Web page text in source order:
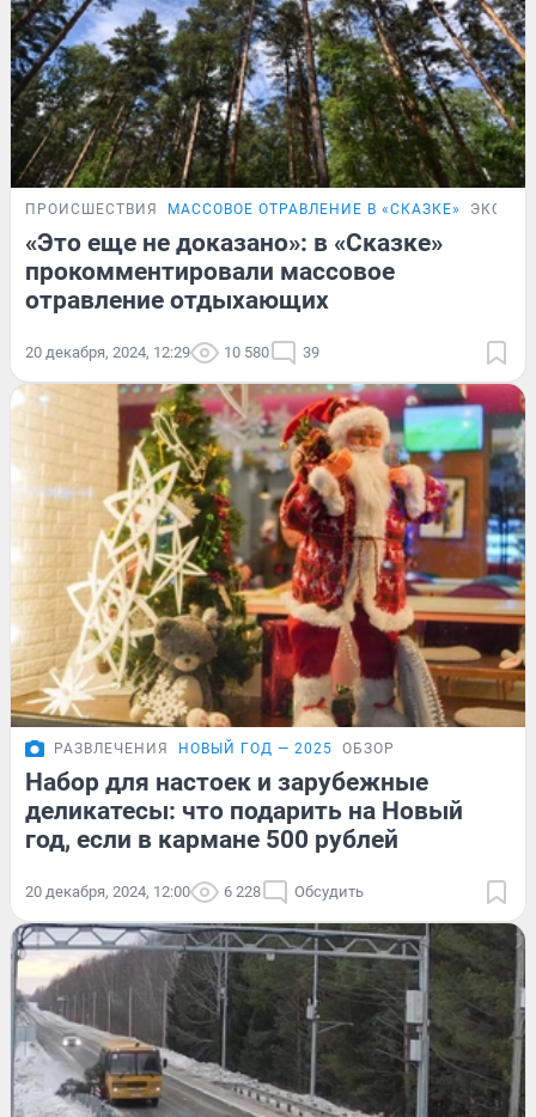
ПРОИСШЕСТВИЯ МАССОВОЕ ОТРАВЛЕНИЕ В «СКАЗКЕ»
«Это еще не доказано»: в «Сказке»
прокомментировали массовое
отравление отдыхающих
20 декабря, 2024, 12:29 10 580 39
РАЗВЛЕЧЕНИЯ НОВЫЙ ГОД — 2025 ОБЗОР
Набор для настоек и зарубежные
деликатесы: что подарить на Новый
год, если в кармане 500 рублей
20 декабря, 2024, 12:00 6 228 Обсудить